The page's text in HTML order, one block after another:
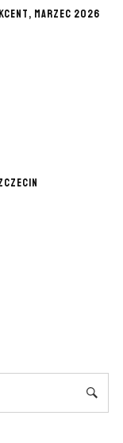
MARZEC 2026